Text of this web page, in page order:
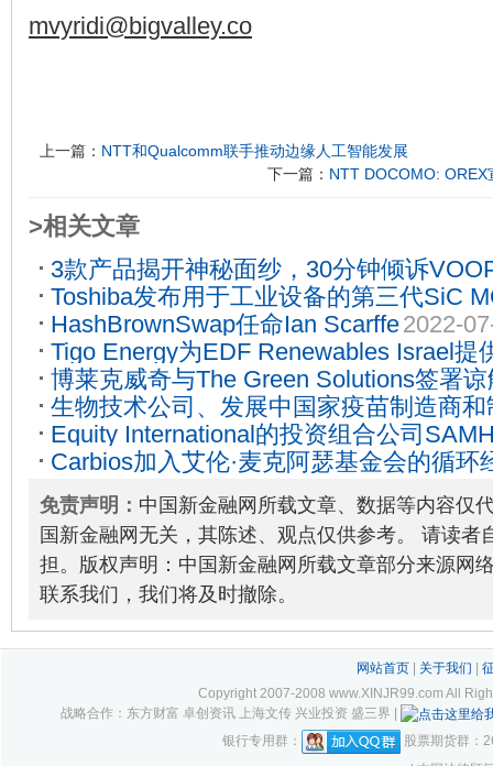
mvyridi@bigvalley.co
上一篇： NTT和Qualcomm联手推动边缘人工智能发展
下一篇： NTT DOCOMO:
>相关文章
3款产品揭开神秘面纱，30分钟倾诉
故事2022-07-06
Toshiba发布用于工业设备的第三代SiC
脚封装，可降低开关损耗 2023-09-05
HashBrownSwap任命Ian Scarffe2022-
Tigo Energy为EDF Renewables Israel提
2023-08-03
博莱克威奇与The Green Solutions签署
南的绿色能源生产2022-04-06
生物技术公司、发展中国家疫苗制造商
和G7提议，为在未来的疫情中更好地获
的解决方案2022-10-26
Equity International的投资组合公司
成首次公开募股2023-09-25
Carbios加入艾伦·麦克阿瑟基金会的循环
于“使塑料废物和污染成为历史”12023-
免责声明： 中国新金融网所载文章、数据等内容仅
国新金融网无关，其陈述、观点仅供参考。 请读者
担。版权声明：中国新金融网所载文章部分来源网
联系我们，我们将及时撤除。
网站首页| 关于我们
Copyright 2007-2008 www.XINJR99.com All
战略合作：东方财富 卓创资讯 上海文传 兴业投资 盛三界 |
银行专用群：
股票期货群：